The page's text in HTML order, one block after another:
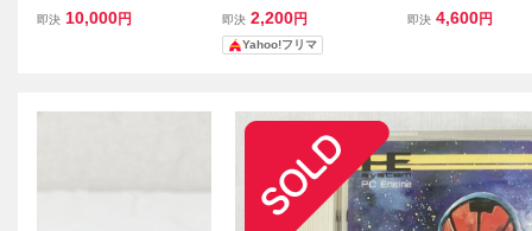
クロス 2036 帯付き PCエ
即決 10,000円
C-9801版 3.5インチソフ
トゲーム 超時空要塞マク
ロス スカルリーダー ガン
即決 2,200円
Yahoo!フリマ
要塞マクロス 永遠
即決 4,600円